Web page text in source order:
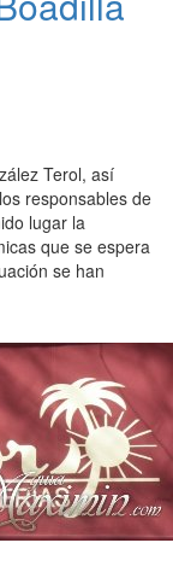
Terol, así
responsables de
lugar la
que se espera
se han